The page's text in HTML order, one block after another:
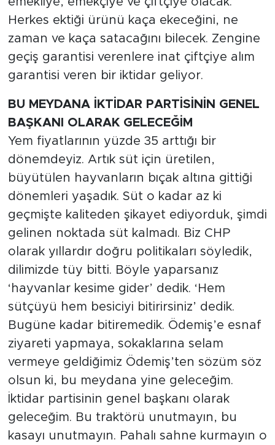
Herkes ektiği ürünü kaça ekeceğini, ne
zaman ve kaça satacağını bilecek. Zengine
geçiş garantisi verenlere inat çiftçiye alım
garantisi veren bir iktidar geliyor.
BU MEYDANA İKTİDAR PARTİSİNİN GENEL
BAŞKANI OLARAK GELECEĞİM
Yem fiyatlarının yüzde 35 arttığı bir
dönemdeyiz. Artık süt için üretilen,
büyütülen hayvanların bıçak altına gittiği
dönemleri yaşadık. Süt o kadar az ki
geçmişte kaliteden şikayet ediyorduk, şimdi
gelinen noktada süt kalmadı. Biz CHP
olarak yıllardır doğru politikaları söyledik,
dilimizde tüy bitti. Böyle yaparsanız
‘hayvanlar kesime gider’ dedik. ‘Hem
sütçüyü hem besiciyi bitirirsiniz’ dedik.
Bugüne kadar bitiremedik. Ödemiş’e esnaf
ziyareti yapmaya, sokaklarına selam
vermeye geldiğimiz Ödemiş’ten sözüm söz
olsun ki, bu meydana yine geleceğim.
İktidar partisinin genel başkanı olarak
geleceğim. Bu traktörü unutmayın, bu
kasayı unutmayın. Pahalı sahne kurmayın o